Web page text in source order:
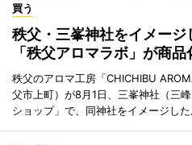
買う
秩父・三峯神社をイメー
「秩父アロマラボ」が商品
秩父のアロマ工房「CHICHIBU
父市上町）が8月1日、三峯神社（三
ショップ」で、同神社をイメージし